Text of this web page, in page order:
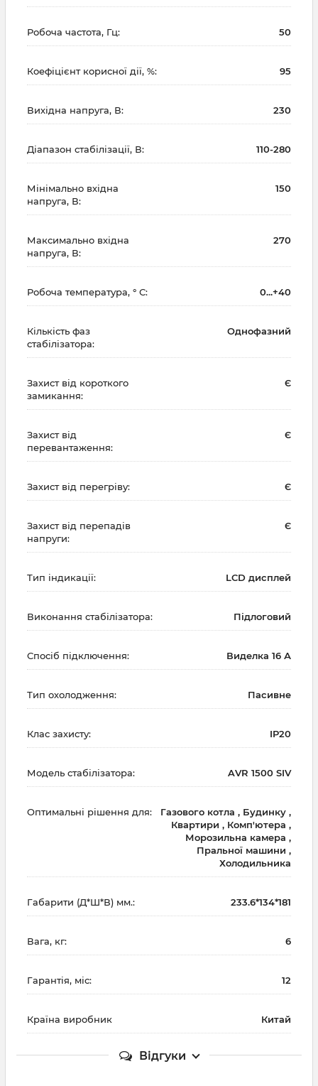
Робоча частота, Гц: 50
Коефіцієнт корисної дії, %: 95
Вихідна напруга, В: 230
Діапазон стабілізації, В: 110-280
Мінімально вхідна
напруга, В:
150
Максимально вхідна
напруга, В:
270
Робоча температура, ° С: 0...+40
Кількість фаз
стабілізатора:
Однофазний
Захист від короткого
замикання:
Є
Захист від
перевантаження:
Є
Захист від перегріву: Є
Захист від перепадів
напруги:
Є
Тип індикації: LCD дисплей
Виконання стабілізатора: Підлоговий
Спосіб підключення: Виделка 16 А
Тип охолодження: Пасивне
Клас захисту: IP20
Модель стабілізатора: AVR 1500 SIV
Оптимальні рішення для:
Газового котла , Будинку ,
Квартири , Комп'ютера ,
Морозильна камера ,
Пральної машини ,
Холодильника
Габарити (Д*Ш*В) мм.: 233.6*134*181
Вага, кг: 6
Гарантія, міс: 12
Країна виробник Китай
Відгуки